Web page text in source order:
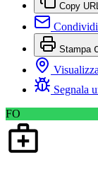
Copy
Stampa
Segnala
FO